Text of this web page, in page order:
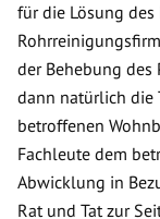
für die Lösung
der Behebung des
dann natürlich die
betroffenen
Fachleute dem
Abwicklung in
Rat und Tat zur